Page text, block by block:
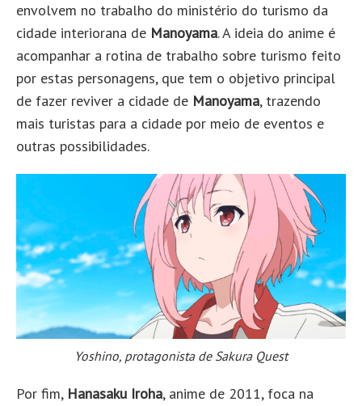
envolvem no trabalho do ministério do turismo da
cidade interiorana de Manoyama. A ideia do anime é
acompanhar a rotina de trabalho sobre turismo feito
por estas personagens, que tem o objetivo principal
de fazer reviver a cidade de Manoyama, trazendo
mais turistas para a cidade por meio de eventos e
outras possibilidades.
Yoshino, protagonista de Sakura Quest
Por fim, Hanasaku Iroha, anime de 2011, foca na